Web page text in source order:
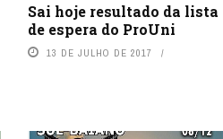
Sai hoje resultado da lista
de espera do ProUni
13 DE JULHO DE 2017